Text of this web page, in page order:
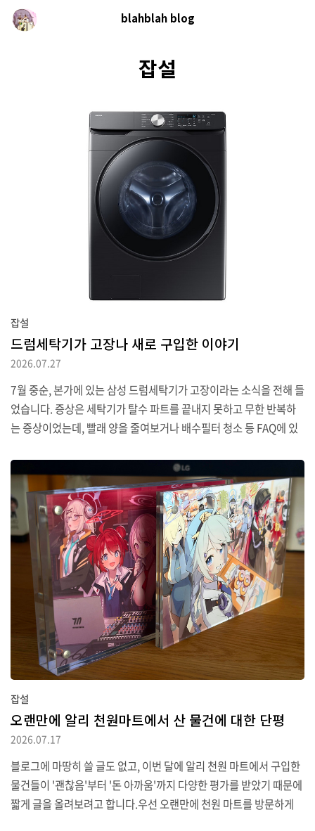
blahblah blog
잡설
잡설
드럼세탁기가 고장나 새로 구입한 이야기
2026.07.27
7월 중순, 본가에 있는 삼성 드럼세탁기가 고장이라는 소식을 전해 들
었습니다. 증상은 세탁기가 탈수 파트를 끝내지 못하고 무한 반복하
는 증상이었는데, 빨래 양을 줄여보거나 배수필터 청소 등 FAQ에 있
기로 했습니다.하지만 요즘 고객센터가 으레 그렇듯 사람과 연결하는
게 정말 힘들었습니다. 처음에는 ARS로 전화했더니 대기 상태로 걸
어놓다 시간이 초과되었다며 끊어 버리더군요. 그래서 웹에서 접수하
려고 하니 대부분의 고장은 'AI CS 봇'과 상담하라며 아예 수리 엔지
니어 배정 단계로 넘어가지도 않더군요. 몇 번 시도하다 차라리 전화
대기열 '뺑뺑이'를 하는 게 낫겠다 싶어 계속 전화했더니 두 번만에 상
담원 연결에 성공했습니다.가장 빠른 날..
잡설
오랜만에 알리 천원마트에서 산 물건에 대한 단평
2026.07.17
블로그에 마땅히 쓸 글도 없고, 이번 달에 알리 천원 마트에서 구입한
물건들이 '괜찮음'부터 '돈 아까움'까지 다양한 평가를 받았기 때문에
짧게 글을 올려보려고 합니다.우선 오랜만에 천원 마트를 방문하게